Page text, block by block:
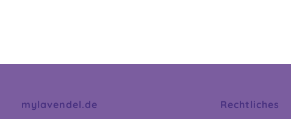
mylavendel.de Rechtliches